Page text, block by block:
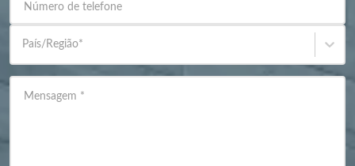
Número de telefone
País/Região*
Mensagem *